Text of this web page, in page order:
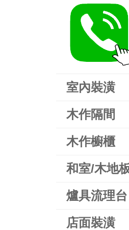
室內裝潢
木作隔間
木作櫥櫃
和室/木地
爐具流理台
店面裝潢